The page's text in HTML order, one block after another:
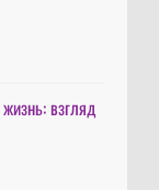
взгляд